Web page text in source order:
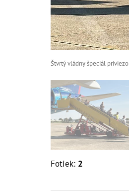
Štvrtý vládny špeciál
Fotiek: 2